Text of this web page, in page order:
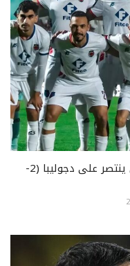
كأس الكونفدرالية.. أولمبيك آسفي ينتصر على دجوليبا (2-